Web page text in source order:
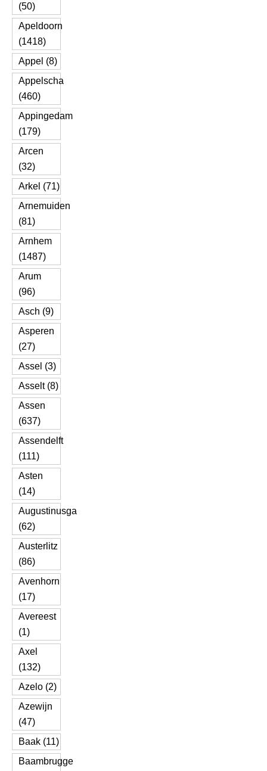
(50)
Apeldoorn
(1418)
Appel (8)
Appelscha
(460)
Appingedam
(179)
Arcen
(32)
Arkel (71)
Arnemuiden
(81)
Arnhem
(1487)
Arum
(96)
Asch (9)
Asperen
(27)
Assel (3)
Asselt (8)
Assen
(637)
Assendelft
(111)
Asten
(14)
Augustinusga
(62)
Austerlitz
(86)
Avenhorn
(17)
Avereest
(1)
Axel
(132)
Azelo (2)
Azewijn
(47)
Baak (11)
Baambrugge